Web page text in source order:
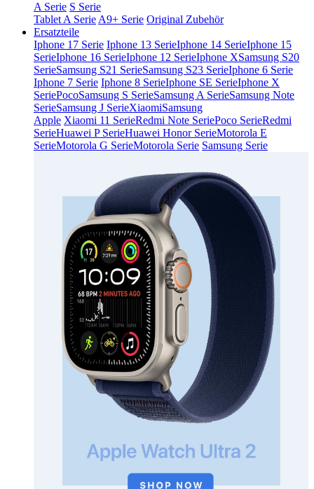
A Serie S Serie
Tablet A Serie A9+ Serie Original Zubehör
Ersatzteile
Iphone 17 Serie Iphone 13 SerieIphone 14 SerieIphone 15
SerieIphone 16 SerieIphone 12 SerieIphone XSamsung S20
SerieSamsung S21 SerieSamsung S23 SerieIphone 6 Serie
Iphone 7 Serie Iphone 8 SerieIphone SE SerieIphone X
SeriePocoSamsung S SerieSamsung A SerieSamsung Note
SerieSamsung J SerieXiaomiSamsung
Apple Xiaomi 11 SerieRedmi Note SeriePoco SerieRedmi
SerieHuawei P SerieHuawei Honor SerieMotorola E
SerieMotorola G SerieMotorola Serie Samsung Serie